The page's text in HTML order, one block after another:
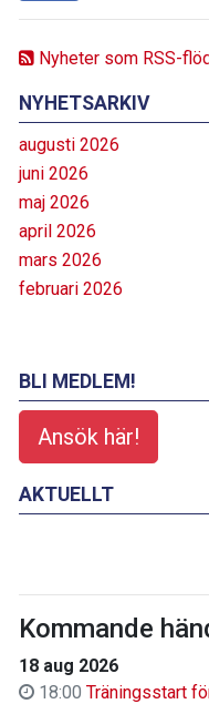
Nyheter som RSS-
NYHETSARKIV
augusti 2026
juni 2026
maj 2026
april 2026
mars 2026
februari 2026
BLI MEDLEM!
Ansök här!
AKTUELLT
Kommande
18 aug 2026
18:00 Träningsstart